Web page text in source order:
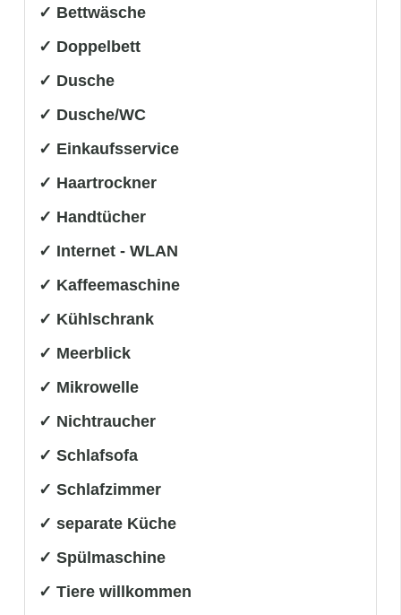
✓ Bettwäsche
✓ Doppelbett
✓ Dusche
✓ Dusche/WC
✓ Einkaufsservice
✓ Haartrockner
✓ Handtücher
✓ Internet - WLAN
✓ Kaffeemaschine
✓ Kühlschrank
✓ Meerblick
✓ Mikrowelle
✓ Nichtraucher
✓ Schlafsofa
✓ Schlafzimmer
✓ separate Küche
✓ Spülmaschine
✓ Tiere willkommen